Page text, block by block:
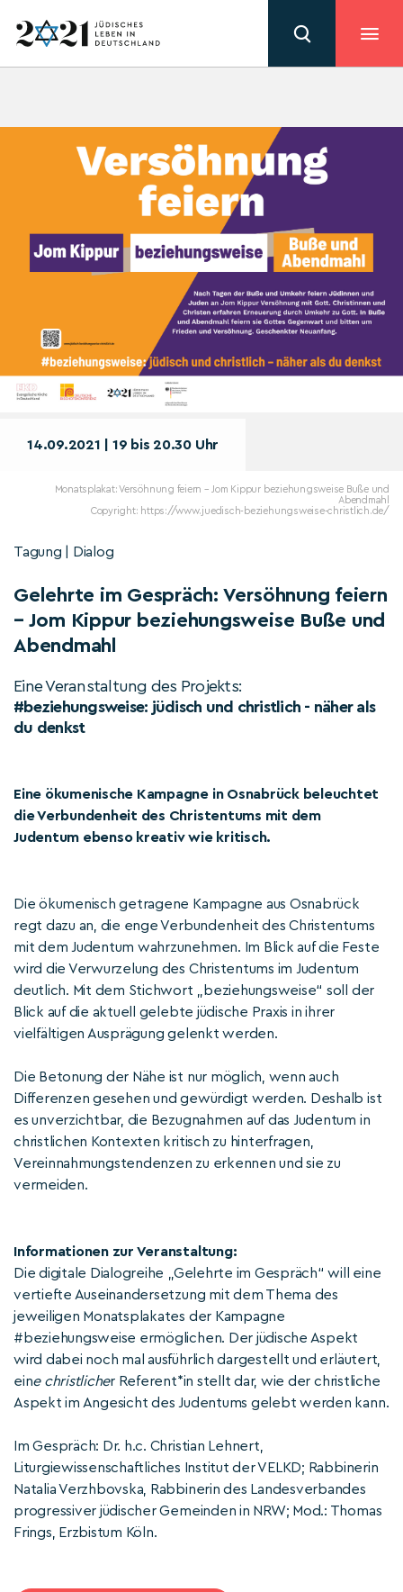
14.09.2021 | 19 bis 20.30 Uhr
Monatsplakat: Versöhnung feiern – Jom Kippur beziehungsweise Buße und
Abendmahl
Copyright: https://www.juedisch-beziehungsweise-christlich.de/
Tagung | Dialog
Gelehrte im Gespräch: Versöhnung feiern
– Jom Kippur beziehungsweise Buße und
Abendmahl
Eine Veranstaltung des Projekts:
#beziehungsweise: jüdisch und christlich - näher als
du denkst
Eine ökumenische Kampagne in Osnabrück beleuchtet
die Verbundenheit des Christentums mit dem
Judentum ebenso kreativ wie kritisch.
Die ökumenisch getragene Kampagne aus Osnabrück
regt dazu an, die enge Verbundenheit des Christentums
mit dem Judentum wahrzunehmen. Im Blick auf die Feste
wird die Verwurzelung des Christentums im Judentum
deutlich. Mit dem Stichwort „beziehungsweise“ soll der
Blick auf die aktuell gelebte jüdische Praxis in ihrer
vielfältigen Ausprägung gelenkt werden.
Die Betonung der Nähe ist nur möglich, wenn auch
Differenzen gesehen und gewürdigt werden. Deshalb ist
es unverzichtbar, die Bezugnahmen auf das Judentum in
christlichen Kontexten kritisch zu hinterfragen,
Vereinnahmungstendenzen zu erkennen und sie zu
vermeiden.
Informationen zur Veranstaltung:
Die digitale Dialogreihe „Gelehrte im Gespräch“ will eine
vertiefte Auseinandersetzung mit dem Thema des
jeweiligen Monatsplakates der Kampagne
#beziehungsweise ermöglichen. Der jüdische Aspekt
wird dabei noch mal ausführlich dargestellt und erläutert,
eine christlicher Referent*in stellt dar, wie der christliche
Aspekt im Angesicht des Judentums gelebt werden kann.
Im Gespräch: Dr. h.c. Christian Lehnert,
Liturgiewissenschaftliches Institut der VELKD; Rabbinerin
Natalia Verzhbovska, Rabbinerin des Landesverbandes
progressiver jüdischer Gemeinden in NRW; Mod.: Thomas
Frings, Erzbistum Köln.